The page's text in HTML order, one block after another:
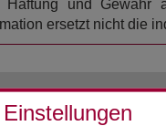
Haftung und Gewähr
ersetzt nicht die
vorherige Info